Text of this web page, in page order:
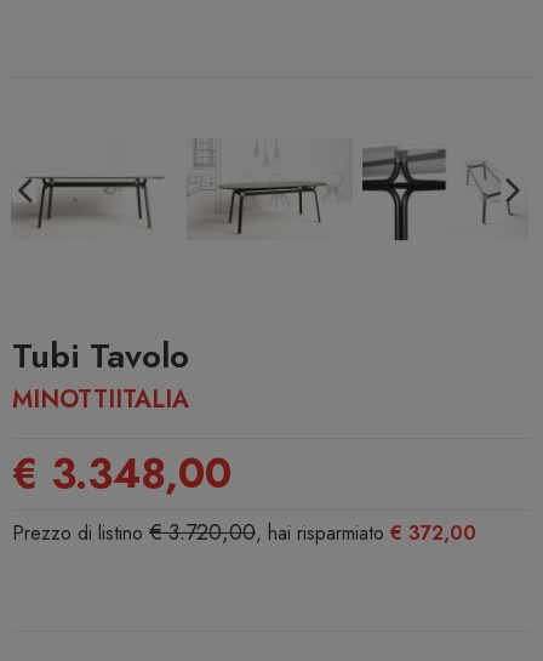
Tubi Tavolo
MINOTTIITALIA
€ 3.348,00
Prezzo di listino € 3.720,00, hai risparmiato € 372,00